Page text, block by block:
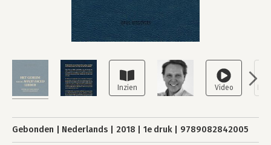
Gebonden Nederlands 2018 1e druk 9789082842005